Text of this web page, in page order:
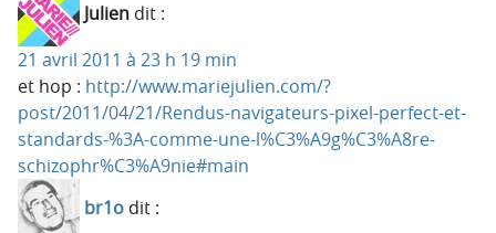
Julien dit :
21 avril 2011 à 23 h 19 min
et hop : http://www.mariejulien.com/?
post/2011/04/21/Rendus-navigateurs-pixel-perfect-et-
standards-%3A-comme-une-l%C3%A9g%C3%A8re-
schizophr%C3%A9nie#main
br1o dit :